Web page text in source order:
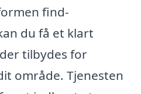
find-
du få et klart
tilbydes for
område. Tjenesten